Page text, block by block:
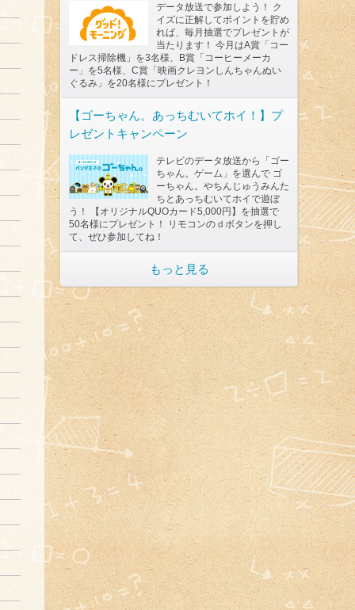
データ放送で参加しよう！ ク
イズに正解してポイントを貯め
れば、毎月抽選でプレゼントが
当たります！ 今月はA賞「コー
ドレス掃除機」を3名様、B賞「コーヒーメーカ
ー」を5名様、C賞「映画クレヨンしんちゃんぬい
ぐるみ」を20名様にプレゼント！
【ゴーちゃん。あっちむいてホイ！】プ
レゼントキャンペーン
テレビのデータ放送から「ゴー
ちゃん。ゲーム」を選んで ゴ
ーちゃん。やちんじゅうみんた
ちとあっちむいてホイで遊ぼ
う！ 【オリジナルQUOカード5,000円】を抽選で
50名様にプレゼント！ リモコンのｄボタンを押し
て、ぜひ参加してね！
もっと見る